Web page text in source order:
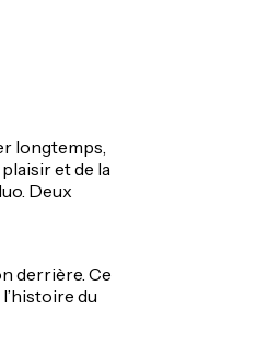
longtemps,
et de la
Deux
derrière. Ce
du